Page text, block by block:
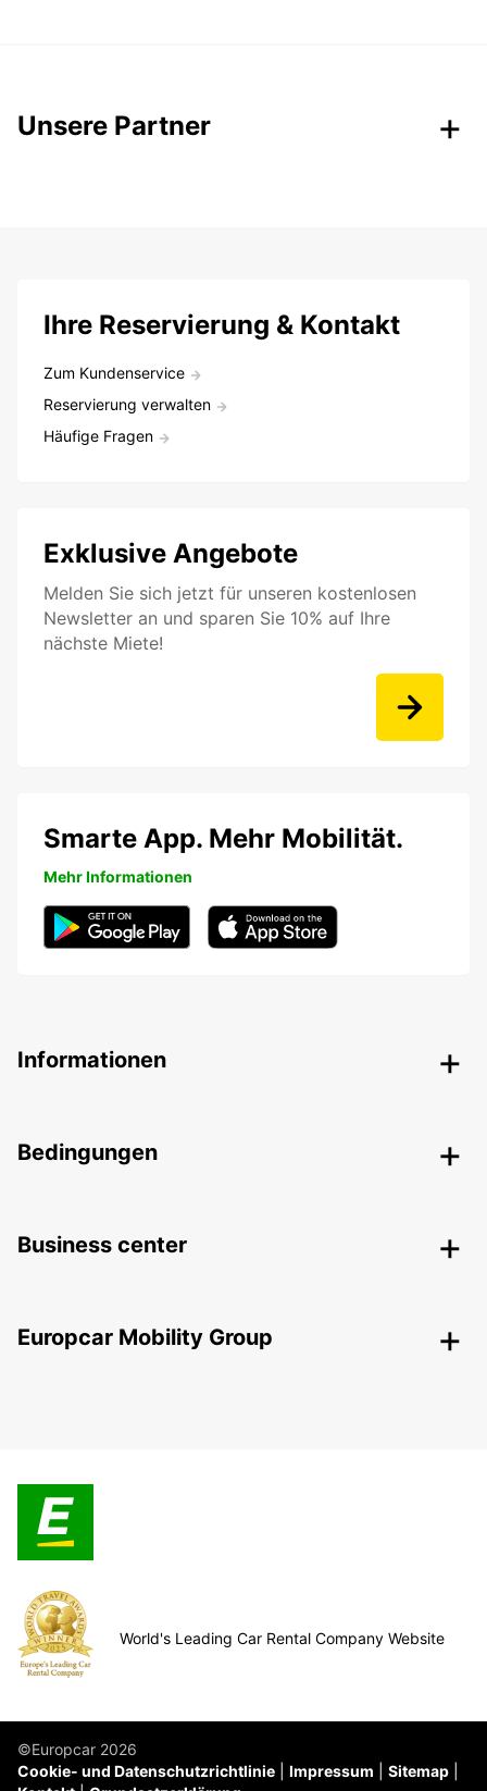
Unsere Partner
Ihre Reservierung & Kontakt
Zum Kundenservice
Reservierung verwalten
Häufige Fragen
Exklusive Angebote
Melden Sie sich jetzt für unseren kostenlosen
Newsletter an und sparen Sie 10% auf Ihre
nächste Miete!
Smarte App. Mehr Mobilität.
Mehr Informationen
Informationen
Bedingungen
Business center
Europcar Mobility Group
World's Leading Car Rental Company Website
©Europcar 2026
Cookie- und Datenschutzrichtlinie
Impressum
Sitemap